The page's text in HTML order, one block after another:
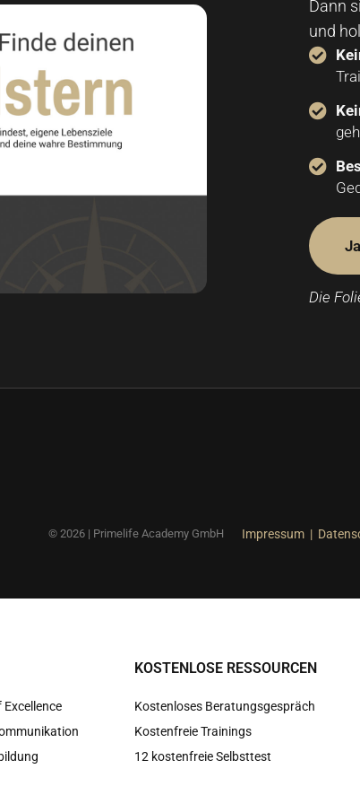
Dann
und
Die
© 2026 | Primelife Academy GmbH Impressum |
KOSTENLOSE RESSOURCEN
Kostenloses Beratungsgespräch
Kostenfreie Trainings
12 kostenfreie Selbsttest